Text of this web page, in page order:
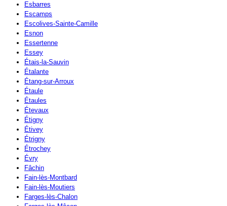
Esbarres
Escamps
Escolives-Sainte-Camille
Esnon
Essertenne
Essey
Étais-la-Sauvin
Étalante
Étang-sur-Arroux
Étaule
Étaules
Étevaux
Étigny
Étivey
Étrigny
Étrochey
Évry
Fâchin
Fain-lès-Montbard
Fain-lès-Moutiers
Farges-lès-Chalon